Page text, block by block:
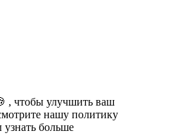
, чтобы улучшить ваш
нашу политику
больше